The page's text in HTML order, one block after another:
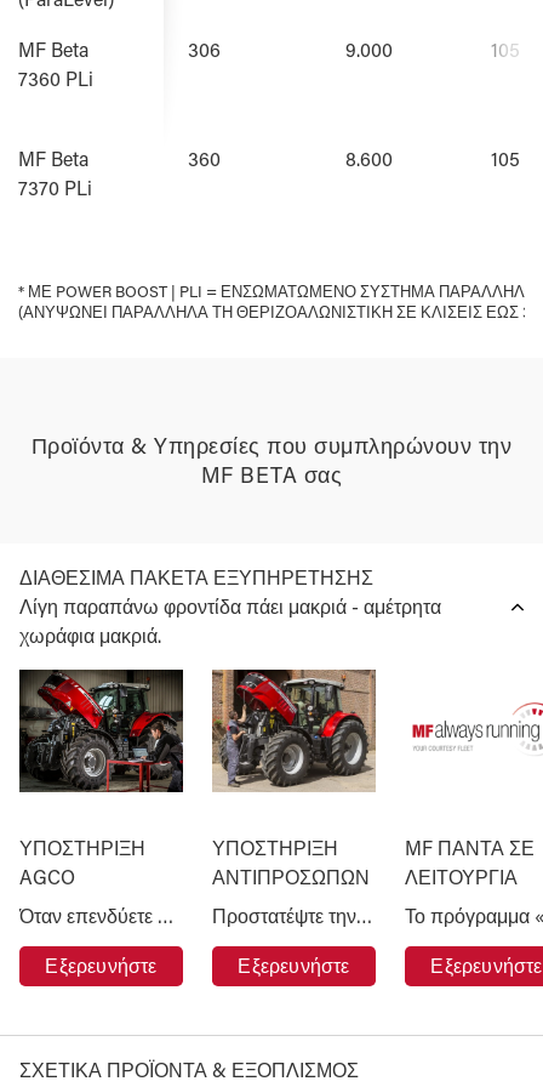
306 9.000 105
360 8.600 105
* ΜΕ POWER BOOST | PLI = ΕΝΣΩΜΑΤΩΜΈΝΟ ΣΎΣΤΗΜΑ ΠΑΡΆΛΛΗΛΗΣ
(ΑΝΥΨΏΝΕΙ ΠΑΡΆΛΛΗΛΑ ΤΗ ΘΕΡΙΖΟΑΛΩΝΙΣΤΙΚΉ ΣΕ ΚΛΊΣΕΙΣ ΈΩΣ
MF Beta
7360 PLi
MF Beta
7370 PLi
* ΜΕ POWER BOOST | PLI = ΕΝΣΩΜΑΤΩΜΈΝΟ ΣΎΣΤΗΜΑ ΠΑΡΆΛΛΗΛΗΣ
(ΑΝΥΨΏΝΕΙ ΠΑΡΆΛΛΗΛΑ ΤΗ ΘΕΡΙΖΟΑΛΩΝΙΣΤΙΚΉ ΣΕ ΚΛΊΣΕΙΣ ΈΩΣ
Προϊόντα & Yπηρεσίες που συμπληρώνουν την
MF BETA σας
ΔΙΑΘΕΣΙΜΑ ΠΑΚΕΤΑ ΕΞΥΠΗΡΕΤΗΣΗΣ
Λίγη παραπάνω φροντίδα πάει μακριά - αμέτρητα
χωράφια μακριά.
ΥΠΟΣΤΗΡΙΞΗ
AGCO
Όταν επενδύετε σε ένα μηχάνημα Massey Ferguson, έχετε την υποστήριξη της AGCO, της μεγαλύτερης εταιρείας γεωργικών μηχανημάτων στον κόσμο.
Εξερευνήστε
ΥΠΟΣΤΗΡΙΞΗ
ΑΝΤΙΠΡΟΣΩΠΩΝ
Προστατέψτε την επένδυσή σας στα μηχανήματα Massey Ferguson και αφήστε το μηχάνημά σας στα χέρια των ειδικών.
Εξερευνήστε
MF ΠΑΝΤΑ ΣΕ
ΛΕΙΤΟΥΡΓΙΑ
Εξερευνήστε
ΣΧΕΤΙΚΑ ΠΡΟΪΟΝΤΑ & ΕΞΟΠΛΙΣΜΟΣ